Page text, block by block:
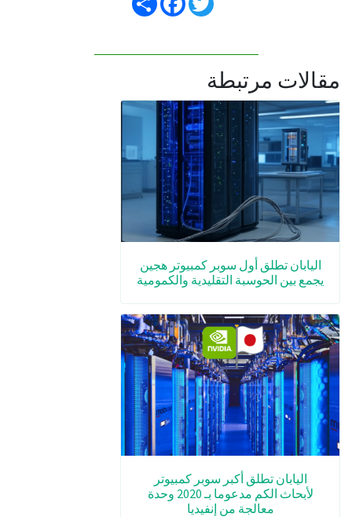
مقالات مرتبطة
اليابان تطلق أول سوبر كمبيوتر هجين
يجمع بين الحوسبة التقليدية والكمومية
اليابان تطلق أكبر سوبر كمبيوتر
لأبحاث الكم مدعوما بـ 2020 وحدة
معالجة من إنفيديا